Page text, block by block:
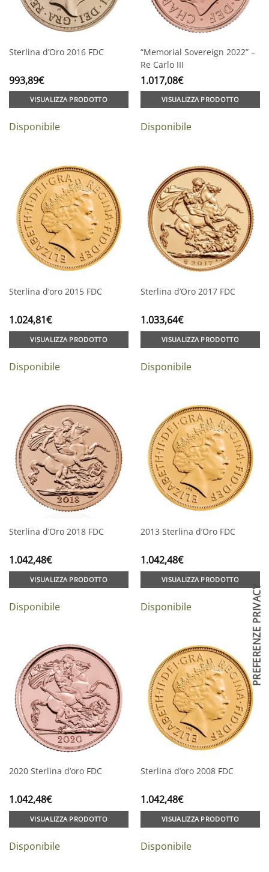
Sterlina d’Oro 2016 FDC
993,89€
VISUALIZZA PRODOTTO
Disponibile
“Memorial Sovereign 2022” –
Re Carlo III
1.017,08€
VISUALIZZA PRODOTTO
Disponibile
Sterlina d’oro 2015 FDC
1.024,81€
VISUALIZZA PRODOTTO
Disponibile
Sterlina d’Oro 2017 FDC
1.033,64€
VISUALIZZA PRODOTTO
Disponibile
Sterlina d’Oro 2018 FDC
1.042,48€
VISUALIZZA PRODOTTO
Disponibile
2013 Sterlina d’Oro FDC
1.042,48€
VISUALIZZA PRODOTTO
Disponibile
2020 Sterlina d’oro FDC
1.042,48€
VISUALIZZA PRODOTTO
Disponibile
Sterlina d’oro 2008 FDC
1.042,48€
VISUALIZZA PRODOTTO
Disponibile